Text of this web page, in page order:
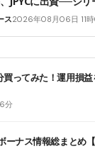
ス2026年08月06日 11
買ってみた！運用損
分
ーナス情報総まとめ